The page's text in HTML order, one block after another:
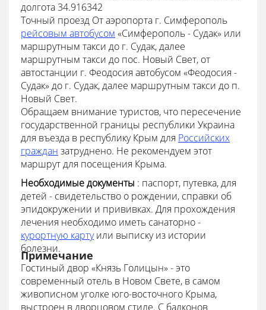
долгота 34.916342
Точный проезд От аэропорта г. Симферополь
рейсовым автобусом «Симферополь - Судак» или
маршрутным такси до г. Судак, далее
маршрутным такси до пос. Новый Свет, от
автостанции г. Феодосия автобусом «Феодосия -
Судак» до г. Судак, далее маршрутным такси до п.
Новый Свет.
Обращаем внимание туристов, что пересечение
государственной границы республики Украина
для въезда в республику Крым для Российских
граждан затруднено. Не рекомендуем этот
маршрут для посещения Крыма.
Необходимые документы : паспорт, путевка, для
детей - свидетельство о рождении, справки об
эпидокружении и прививках. Для прохождения
лечения необходимо иметь санаторно -
курортную картуили выписку из истории
болезни.
Примечание
Гостиный двор «Князь Голицын» - это
современный отель в Новом Свете, в самом
живописном уголке юго-восточного Крыма,
выстроен в дворцовом стиле. С балконов